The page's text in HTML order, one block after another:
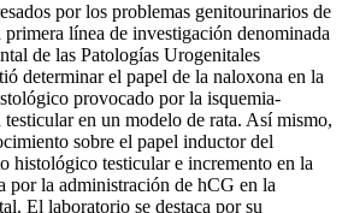
por los problemas genitourinarios de
línea de investigación denominada
de las Patologías Urogenitales
determinar el papel de la naloxona en la
provocado por la isquemia-
en un modelo de rata. Así mismo,
sobre el papel inductor del
histológico testicular e incremento en la
por la administración de hCG en la
El laboratorio se destaca por su